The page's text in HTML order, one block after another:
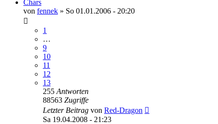
Chars
von fennek » So 01.01.2006 - 20:20
1
…
9
10
11
12
13
255 Antworten
88563 Zugriffe
Letzter Beitrag von Red-Dragon
Sa 19.04.2008 - 21:23